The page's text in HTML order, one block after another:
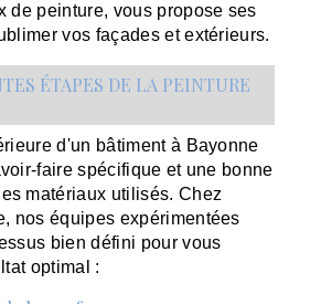
de peinture, vous propose ses
vos façades et extérieurs.
ÉTAPES DE LA PEINTURE
d'un bâtiment à Bayonne
faire spécifique et une bonne
matériaux utilisés. Chez
nos équipes expérimentées
bien défini pour vous
optimal :